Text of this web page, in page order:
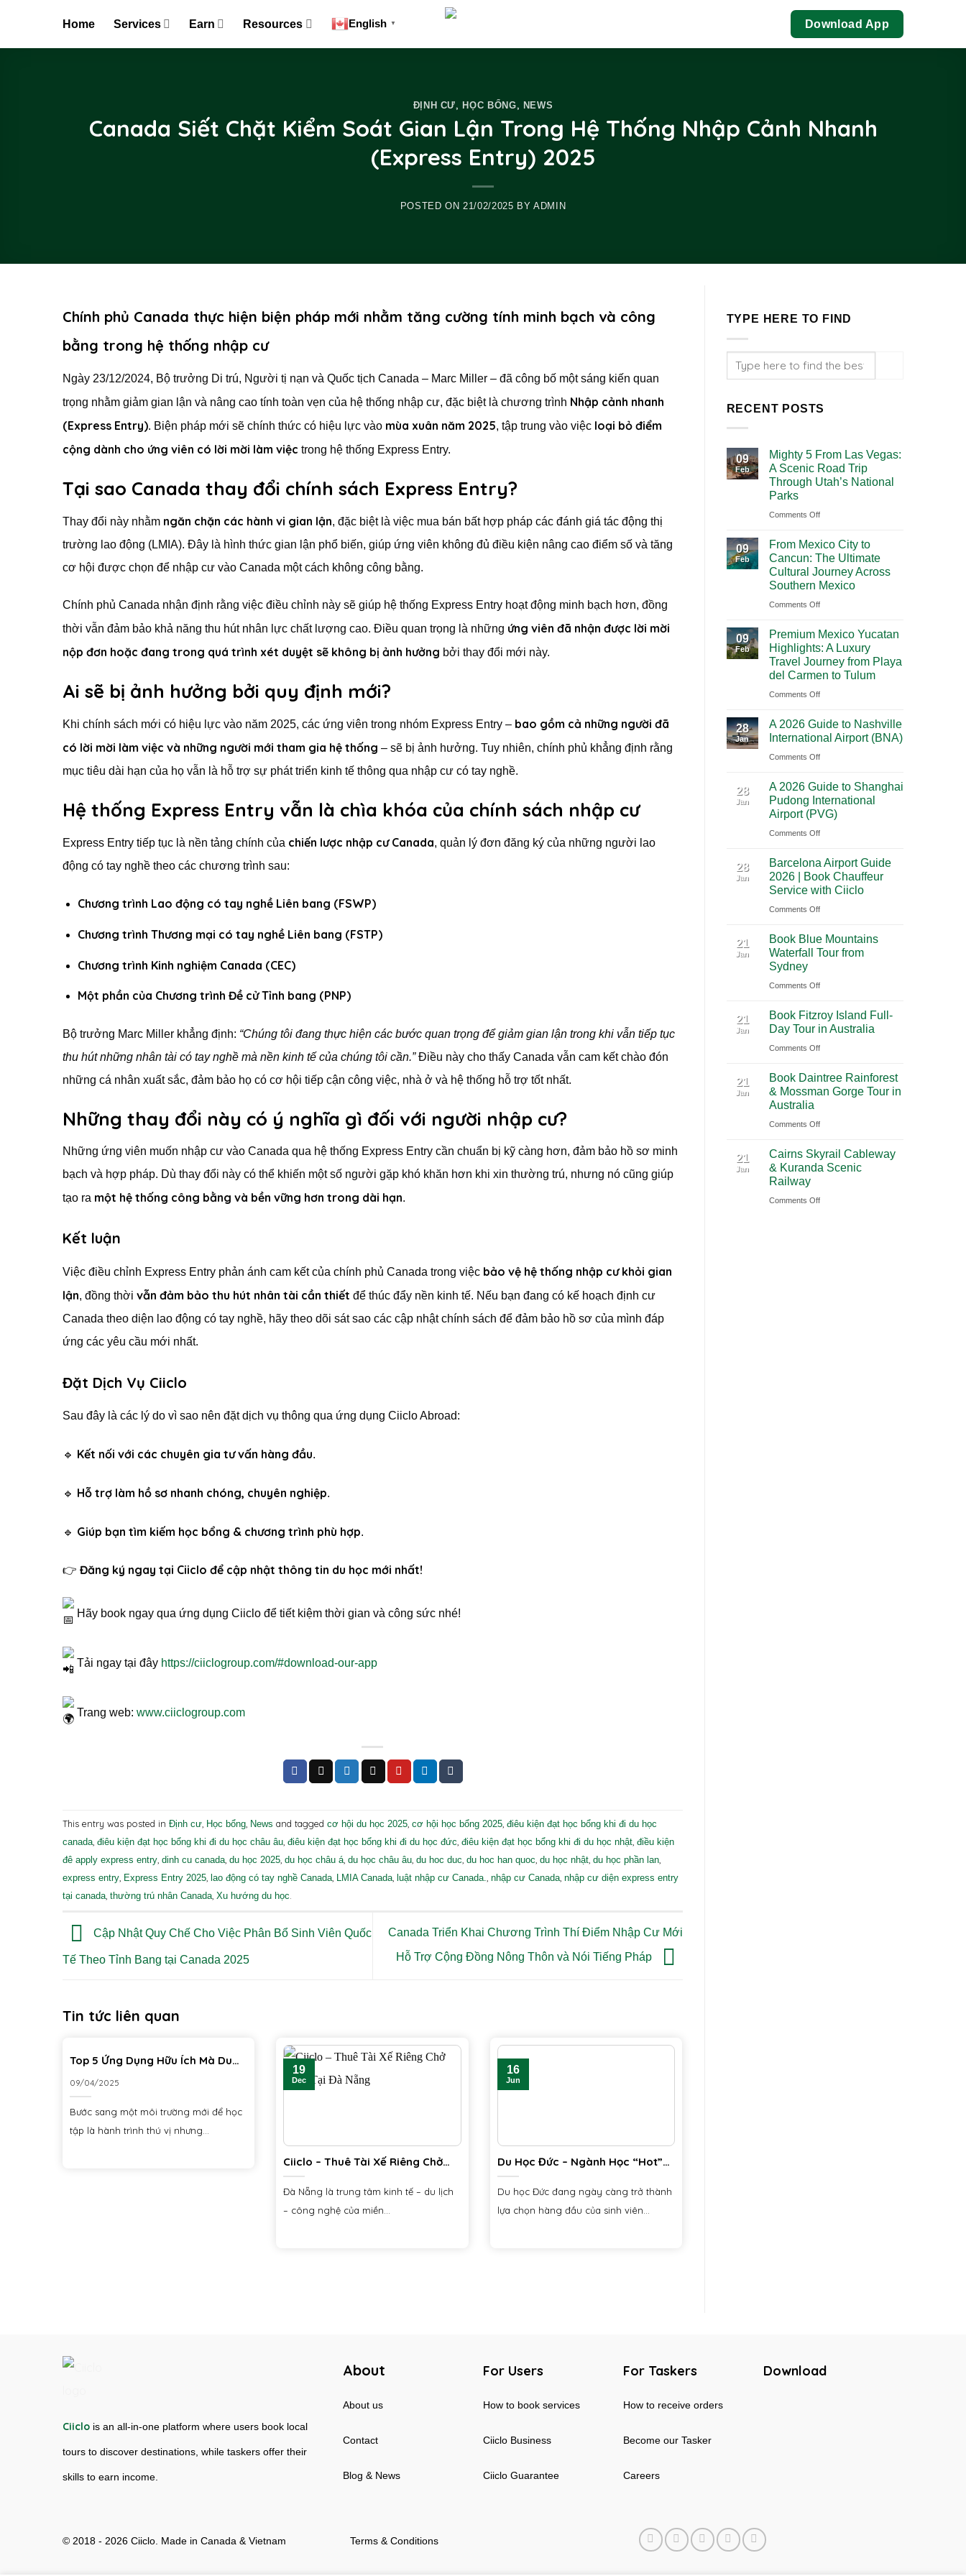
Home Services Earn Resources English ▼ Download App
ĐỊNH CƯ,HỌC BỔNG, NEWS
Canada Siết Chặt Kiểm Soát Gian Lận Trong Hệ Thống Nhập Cảnh Nhanh
(Express Entry) 2025
POSTED ON21/02/2025 BYADMIN
Chính phủ Canada thực hiện biện pháp mới nhằm tăng cường tính minh bạch và công
bằng trong hệ thống nhập cư
Ngày 23/12/2024, Bộ trưởng Di trú, Người tị nạn và Quốc tịch Canada – Marc Miller – đã công bố một sáng kiến quan
trọng nhằm giảm gian lận và nâng cao tính toàn vẹn của hệ thống nhập cư, đặc biệt là chương trình Nhập cảnh nhanh
(Express Entry). Biện pháp mới sẽ chính thức có hiệu lực vào mùa xuân năm 2025, tập trung vào việc loại bỏ điểm
cộng dành cho ứng viên có lời mời làm việc trong hệ thống Express Entry.
Tại sao Canada thay đổi chính sách Express Entry?
Thay đổi này nhằm ngăn chặn các hành vi gian lận, đặc biệt là việc mua bán bất hợp pháp các đánh giá tác động thị
trường lao động (LMIA). Đây là hình thức gian lận phổ biến, giúp ứng viên không đủ điều kiện nâng cao điểm số và tăng
cơ hội được chọn để nhập cư vào Canada một cách không công bằng.
Chính phủ Canada nhận định rằng việc điều chỉnh này sẽ giúp hệ thống Express Entry hoạt động minh bạch hơn, đồng
thời vẫn đảm bảo khả năng thu hút nhân lực chất lượng cao. Điều quan trọng là những ứng viên đã nhận được lời mời
nộp đơn hoặc đang trong quá trình xét duyệt sẽ không bị ảnh hưởng bởi thay đổi mới này.
Ai sẽ bị ảnh hưởng bởi quy định mới?
Khi chính sách mới có hiệu lực vào năm 2025, các ứng viên trong nhóm Express Entry – bao gồm cả những người đã
có lời mời làm việc và những người mới tham gia hệ thống – sẽ bị ảnh hưởng. Tuy nhiên, chính phủ khẳng định rằng
mục tiêu dài hạn của họ vẫn là hỗ trợ sự phát triển kinh tế thông qua nhập cư có tay nghề.
Hệ thống Express Entry vẫn là chìa khóa của chính sách nhập cư
Express Entry tiếp tục là nền tảng chính của chiến lược nhập cư Canada, quản lý đơn đăng ký của những người lao
động có tay nghề theo các chương trình sau:
Chương trình Lao động có tay nghề Liên bang (FSWP)
Chương trình Thương mại có tay nghề Liên bang (FSTP)
Chương trình Kinh nghiệm Canada (CEC)
Một phần của Chương trình Đề cử Tỉnh bang (PNP)
Bộ trưởng Marc Miller khẳng định: “Chúng tôi đang thực hiện các bước quan trọng để giảm gian lận trong khi vẫn tiếp tục
thu hút những nhân tài có tay nghề mà nền kinh tế của chúng tôi cần.”Điều này cho thấy Canada vẫn cam kết chào đón
những cá nhân xuất sắc, đảm bảo họ có cơ hội tiếp cận công việc, nhà ở và hệ thống hỗ trợ tốt nhất.
Những thay đổi này có ý nghĩa gì đối với người nhập cư?
Những ứng viên muốn nhập cư vào Canada qua hệ thống Express Entry cần chuẩn bị kỹ càng hơn, đảm bảo hồ sơ minh
bạch và hợp pháp. Dù thay đổi này có thể khiến một số người gặp khó khăn hơn khi xin thường trú, nhưng nó cũng giúp
tạo ra một hệ thống công bằng và bền vững hơn trong dài hạn.
Kết luận
Việc điều chỉnh Express Entry phản ánh cam kết của chính phủ Canada trong việc bảo vệ hệ thống nhập cư khỏi gian
lận, đồng thời vẫn đảm bảo thu hút nhân tài cần thiết để thúc đẩy nền kinh tế. Nếu bạn đang có kế hoạch định cư
Canada theo diện lao động có tay nghề, hãy theo dõi sát sao các cập nhật chính sách để đảm bảo hồ sơ của mình đáp
ứng các yêu cầu mới nhất.
Đặt Dịch Vụ Ciiclo
Sau đây là các lý do vì sao nên đặt dịch vụ thông qua ứng dụng Ciiclo Abroad:
🔹 Kết nối với các chuyên gia tư vấn hàng đầu.
🔹 Hỗ trợ làm hồ sơ nhanh chóng, chuyên nghiệp.
🔹 Giúp bạn tìm kiếm học bổng & chương trình phù hợp.
👉 Đăng ký ngay tại Ciiclo để cập nhật thông tin du học mới nhất!
Hãy book ngay qua ứng dụng Ciiclo để tiết kiệm thời gian và công sức nhé!
Tải ngay tại đây https://ciiclogroup.com/#download-our-app
Trang web: www.ciiclogroup.com
This entry was posted in Định cư Học bổng News and tagged cơ hội du học 2025 cơ hội học bổng 2025 điêu kiện đạt học bổng khi đi du học
canada điêu kiện đạt học bổng khi đi du học châu âu điêu kiện đạt học bổng khi đi du học đức điêu kiện đạt học bổng khi đi du học nhật điều kiện
đê apply express entry dinh cu canada du học 2025 du học châu á du học châu âu du hoc duc du hoc han quoc du học nhật du học phần lan
express entry Express Entry 2025 lao động có tay nghề Canada LMIA Canada luật nhập cư Canada. nhập cư Canada nhập cư diện express entry
tại canada thường trú nhân Canada Xu hướng du học
Cập Nhật Quy Chế Cho Việc Phân Bổ Sinh Viên Quốc
Tế Theo Tỉnh Bang tại Canada 2025
Canada Triển Khai Chương Trình Thí Điểm Nhập Cư Mới
Hỗ Trợ Cộng Đồng Nông Thôn và Nói Tiếng Pháp
Tin tức liên quan
Top 5 Ứng Dụng Hữu Ích Mà Du
09/04/2025
Bước sang một môi trường mới để học
tập là hành trình thú vị nhưng...
Ciiclo – Thuê Tài Xế Riêng Chở
CEO Tại Đà Nẵng
Đà Nẵng là trung tâm kinh tế – du lịch
– công nghệ của miền...
19
Dec
Du Học Đức – Ngành Học “Hot”
Không Thể Bỏ Lỡ Năm 2025 –
Ứng Dụng Tuyển Sinh Ciiclo
Du học Đức đang ngày càng trở thành
lựa chọn hàng đầu của sinh viên...
16
Jun
TYPE HERE TO FIND
RECENT POSTS
09
Feb
Mighty 5 From Las Vegas:
A Scenic Road Trip
Through Utah’s National
Parks
Comments Offon
5
From
Las
A
Road
Through
Parks
09
Feb
From Mexico City to
Cancun: The Ultimate
Cultural Journey Across
Southern Mexico
Comments Offon
Mexico
City
to
The
Cultural
Across
Mexico
09
Feb
Premium Mexico Yucatan
Highlights: A Luxury
Travel Journey from Playa
del Carmen to Tulum
Comments Offon
Mexico
Yucatan
Highlights:
Luxury
Travel
Journey
from
del
Carmen
Tulum
28
Jan
A 2026 Guide to Nashville
International Airport (BNA)
Comments Offon
2026
Guide
to
Nashville
Airport
(BNA)
28
Jan
A 2026 Guide to Shanghai
Pudong International
Airport (PVG)
Comments Offon
2026
Guide
to
Shanghai
International
Airport
28
Jan
Barcelona Airport Guide
2026 | Book Chauffeur
Service with Ciiclo
Comments Offon
Airport
Guide
|
Chauffeur
Service
with
21
Jan
Book Blue Mountains
Waterfall Tour from
Sydney
Comments Offon
Blue
Mountains
Waterfall
from
Sydney
21
Jan
Book Fitzroy Island Full-
Day Tour in Australia
Comments Offon
Fitzroy
Island
Day
in
Australia
21
Jan
Book Daintree Rainforest
& Mossman Gorge Tour in
Australia
Comments Offon
Daintree
Rainforest
Mossman
21
Jan
Cairns Skyrail Cableway
& Kuranda Scenic
Railway
Comments Offon
Ciiclo is an all-in-one platform where users book local
tours to discover destinations, while taskers offer their
skills to earn income.
About
About us
Contact
Blog & News
For Users
How to book services
Ciiclo Business
Ciiclo Guarantee
For Taskers
How to receive orders
Become our Tasker
Careers
Download
© 2018 - 2026 Ciiclo. Made in Canada & Vietnam Terms & Conditions